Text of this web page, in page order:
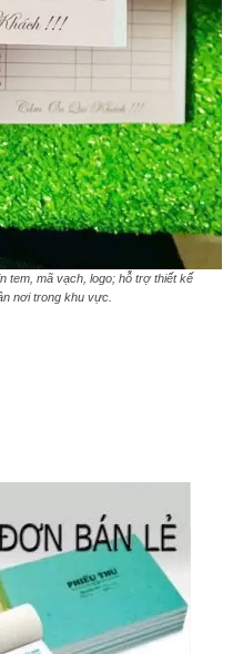
tem, mã vạch, logo; hỗ trợ thiết kế
nơi trong khu vực.